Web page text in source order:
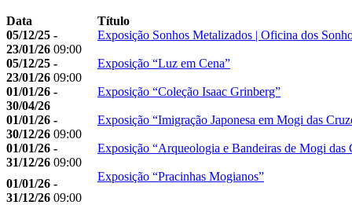
Data
Título
05/12/25 -
23/01/26 09:00
Exposição Sonhos Metalizados | Oficina dos
05/12/25 -
23/01/26 09:00
Exposição “Luz em Cena”
01/01/26 -
30/04/26
Exposição “Coleção Isaac Grinberg”
01/01/26 -
30/12/26 09:00
Exposição “Imigração Japonesa em Mogi das
01/01/26 -
31/12/26 09:00
Exposição “Arqueologia e Bandeiras de Mogi das
01/01/26 -
31/12/26 09:00
Exposição “Pracinhas Mogianos”